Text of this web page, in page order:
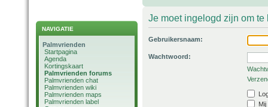
NAVIGATIE
Palmvrienden
Startpagina
Agenda
Kortingskaart
Palmvrienden forums
Palmvrienden chat
Palmvrienden wiki
Palmvrienden maps
Palmvrienden label
Je moet ingelogd zijn om
Gebruikersnaam:
Wachtwoord: